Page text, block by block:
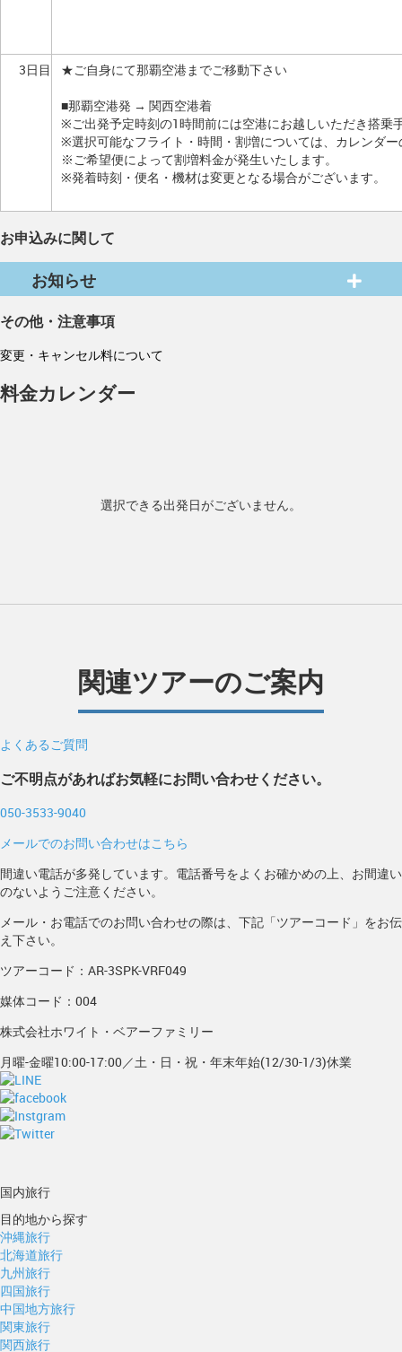
3日目 ★ご自身にて那覇空港までご移動下さい
■那覇空港発 → 関西空港着
※ご出発予定時刻の1時間前には空港にお越しいただき搭乗
※選択可能なフライト・時間・割増については、カレンダ
※ご希望便によって割増料金が発生いたします。
※発着時刻・便名・機材は変更となる場合がございます。
お申込みに関して
お知らせ
その他・注意事項
変更・キャンセル料について
料金カレンダー
選択できる出発日がございません。
関連ツアーのご案内
よくあるご質問
ご不明点があればお気軽にお問い合わせください。
050-3533-9040
メールでのお問い合わせはこちら
間違い電話が多発しています。電話番号をよくお確かめの上、お間違い
のないようご注意ください。
メール・お電話でのお問い合わせの際は、下記「ツアーコード」をお伝
え下さい。
ツアーコード：AR-3SPK-VRF049
媒体コード：004
株式会社ホワイト・ベアーファミリー
月曜-金曜10:00-17:00／土・日・祝・年末年始(12/30-1/3)休業
国内旅行
目的地から探す
沖縄旅行
北海道旅行
九州旅行
四国旅行
中国地方旅行
関東旅行
関西旅行